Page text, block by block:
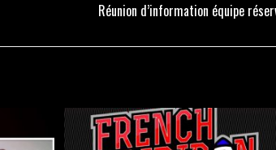
Réunion d’information équipe